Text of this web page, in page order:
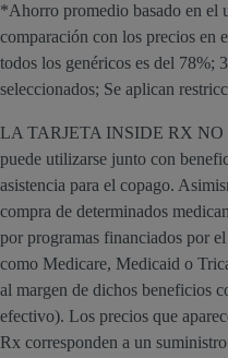
*Ahorro promedio basado en el
comparación con los precios en
todos los genéricos es del 78%;
seleccionados; Se aplican
LA TARJETA INSIDE RX NO
puede utilizarse junto con
asistencia para el copago.
compra de determinados
por programas financiados por
como Medicare, Medicaid o
al margen de dichos beneficios
efectivo). Los precios que
Rx corresponden a un